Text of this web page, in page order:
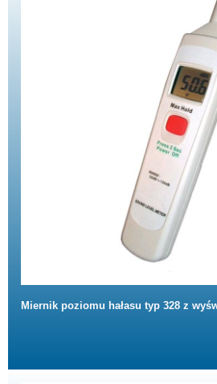
Miernik poziomu hałasu typ 328 z